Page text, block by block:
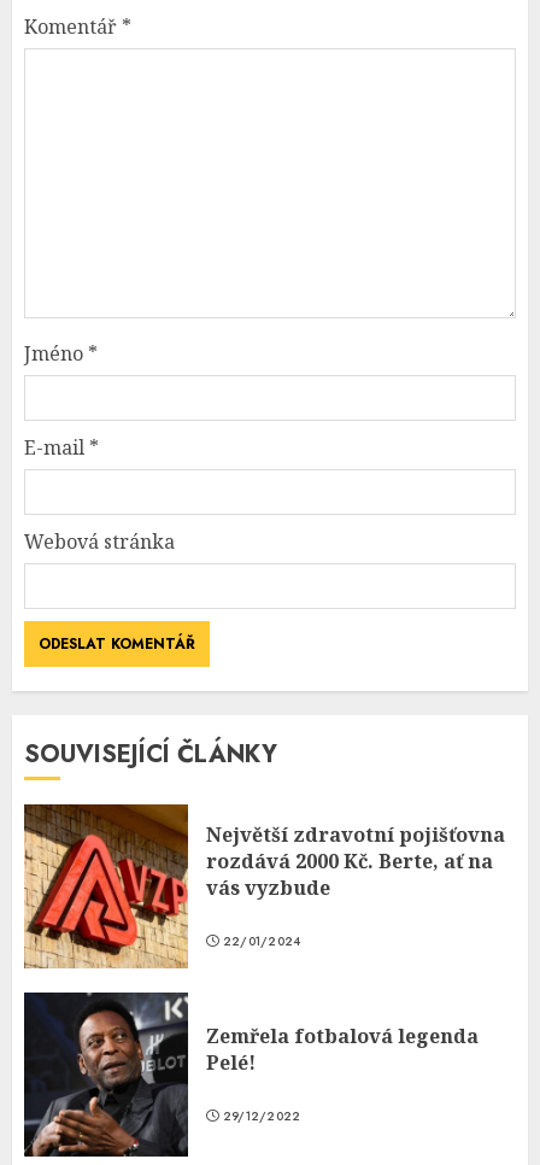
Komentář *
Jméno *
E-mail *
Webová stránka
SOUVISEJÍCÍ ČLÁNKY
Největší zdravotní pojišťovna
rozdává 2000 Kč. Berte, ať na
vás vyzbude
22/01/2024
Zemřela fotbalová legenda
Pelé!
29/12/2022